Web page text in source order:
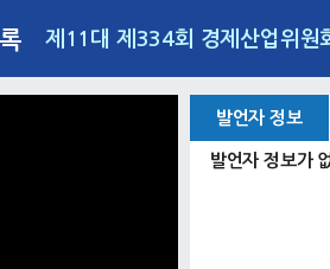
제11대 제334회 경제산업위원
발언자 정보
발언자 정보가